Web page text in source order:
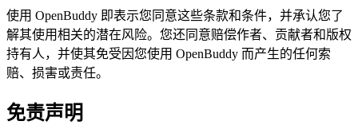
使用 OpenBuddy 即表示您同意这些条款和条件，并承认您了
解其使用相关的潜在风险。您还同意赔偿作者、贡献者和版权
持有人，并使其免受因您使用 OpenBuddy 而产生的任何索
赔、损害或责任。
免责声明